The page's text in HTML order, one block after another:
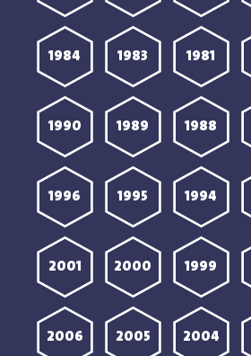
1981
1983
1984
1988
1989
1990
1994
1995
1996
1999
2000
2001
2004
2005
2006